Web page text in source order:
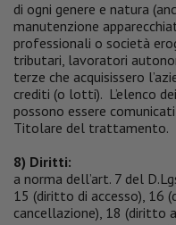
di ogni genere e natura
manutenzione
professionali o società
tributari, lavoratori
terze che acquisissero
crediti (o lotti). L’elenco
possono essere
Titolare del trattamento.
8) Diritti:
a norma dell’art. 7 del
15 (diritto di accesso), 16
cancellazione), 18 (diritto